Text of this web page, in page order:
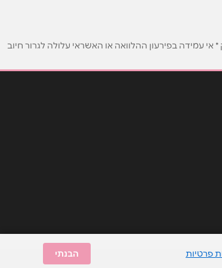
עמידה בפירעון ההלוואה או האשראי עלולה לגרור חיוב
פרטיות הבנתי